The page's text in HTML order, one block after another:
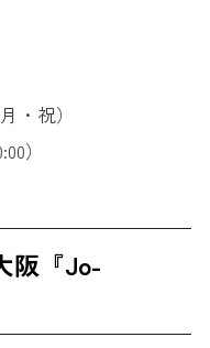
・祝）
）
阪『Jo-